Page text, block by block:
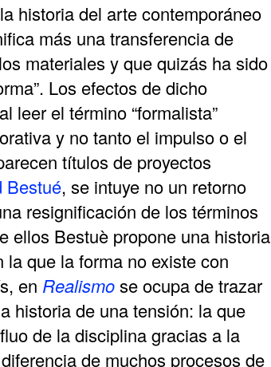
historia del arte contemporáneo
más una transferencia de
materiales y que quizás ha sido
Los efectos de dicho
leer el término “formalista”
y no tanto el impulso o el
títulos de proyectos
Bestué, se intuye no un retorno
resignificación de los términos
ellos Bestuè propone una historia
que la forma no existe con
en Realismose ocupa de trazar
historia de una tensión: la que
de la disciplina gracias a la
de muchos procesos de